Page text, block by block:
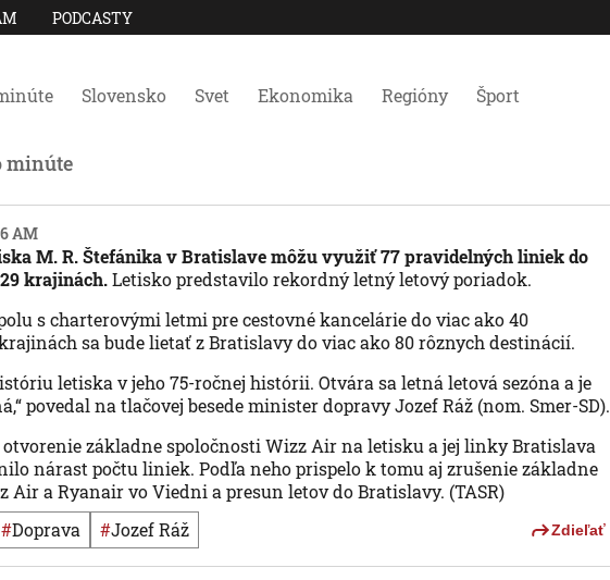
PODCASTY
Slovensko Svet Ekonomika Regióny Šport
minúte
AM
M. R. Štefánika v Bratislave môžu využiť 77 pravidelných liniek do
krajinách.Letisko predstavilo rekordný letný letový poriadok.
s charterovými letmi pre cestovné kancelárie do viac ako 40
sa bude lietať z Bratislavy do viac ako 80 rôznych destinácií.
letiska v jeho 75-ročnej histórii. Otvára sa letná letová sezóna a je
povedal na tlačovej besede minister dopravy Jozef Ráž (nom. Smer-SD).
otvorenie základne spoločnosti Wizz Air na letisku a jej linky Bratislava
nárast počtu liniek. Podľa neho prispelo k tomu aj zrušenie základne
Air a Ryanair vo Viedni a presun letov do Bratislavy. (TASR)
# Doprava # Jozef Ráž Zdieľať